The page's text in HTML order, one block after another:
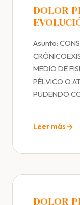
DOLOR
Asunto:
MEDIO DE
PÉLVICO O
PUDENDO
Leer más
DOLOR